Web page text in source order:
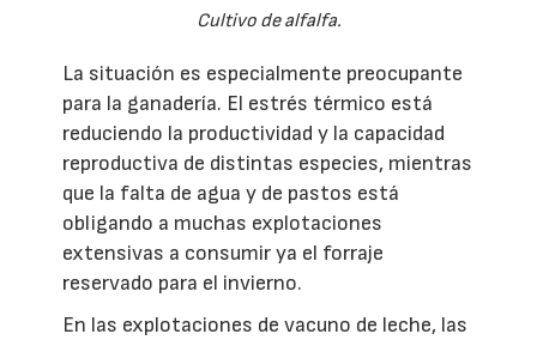
Cultivo de alfalfa.
La situación es especialmente preocupante
para la ganadería. El estrés térmico está
reduciendo la productividad y la capacidad
reproductiva de distintas especies, mientras
que la falta de agua y de pastos está
obligando a muchas explotaciones
extensivas a consumir ya el forraje
reservado para el invierno.
En las explotaciones de vacuno de leche, las